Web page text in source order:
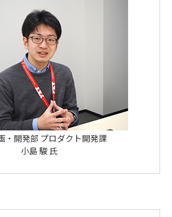
・開発部 プロダクト開発課
小島 駿 氏